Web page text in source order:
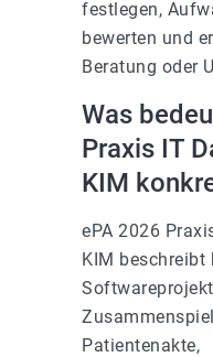
festlegen,
bewerten und
Beratung oder
Was
Praxis IT
KIM
ePA 2026
KIM beschreibt
Patientenakte,